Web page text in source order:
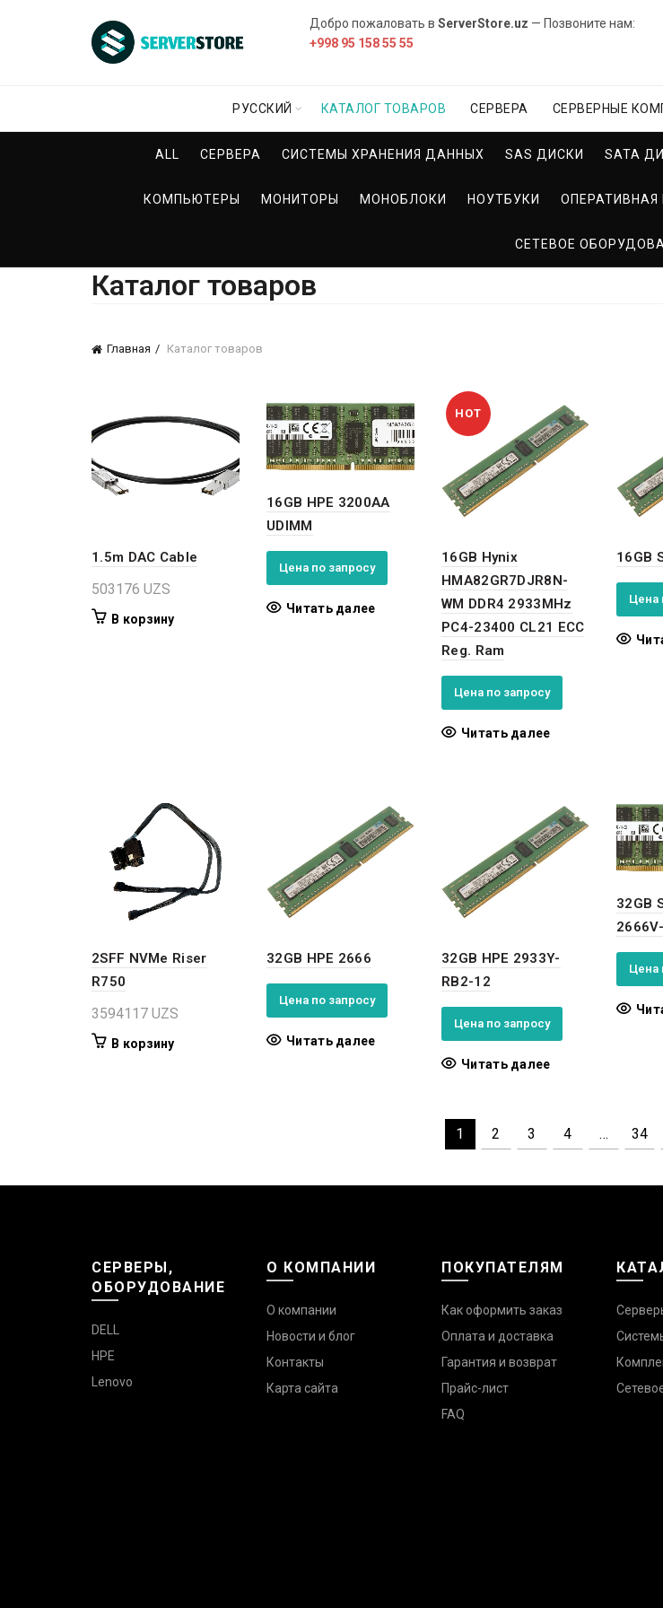
Добро пожаловать в ServerStore.uz — Позвоните нам:
+998 95 158 55 55
РУССКИЙ КАТАЛОГ ТОВАРОВ СЕРВЕРА СЕРВЕРНЫЕ
ALL СЕРВЕРА СИСТЕМЫ ХРАНЕНИЯ ДАННЫХ SAS ДИСКИ SATA
КОМПЬЮТЕРЫ МОНИТОРЫ МОНОБЛОКИ НОУТБУКИ ОПЕРАТИВНАЯ
СЕТЕВОЕ
Каталог товаров
Главная Каталог товаров
1.5m DAC Cable
503176 UZS
В корзину
16GB HPE 3200AA
UDIMM
Цена по запросу
Читать далее
HOT
16GB Hynix
HMA82GR7DJR8N-
WM DDR4 2933MHz
PC4-23400 CL21 ECC
Reg. Ram
Цена по запросу
Читать далее
16GB
Цена
2SFF NVMe Riser
R750
3594117 UZS
В корзину
32GB HPE 2666
Цена по запросу
Читать далее
32GB HPE 2933Y-
RB2-12
Цена по запросу
Читать далее
32GB
Цена
1 2 3 4 … 34
СЕРВЕРЫ,
ОБОРУДОВАНИЕ
DELL
HPE
Lenovo
О КОМПАНИИ
О компании
Новости и блог
Контакты
Карта сайта
ПОКУПАТЕЛЯМ
Как оформить заказ
Оплата и доставка
Гарантия и возврат
Прайс-лист
FAQ